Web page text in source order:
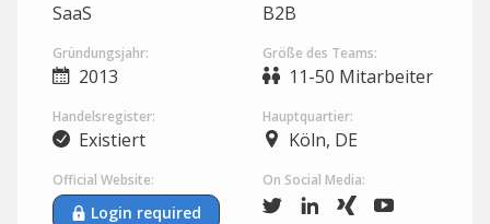
SaaS B2B
Gründungsjahr:
2013
Größe des Teams:
11-50 Mitarbeiter
Handelsregister:
Existiert
Hauptquartier:
Köln, DE
Official Website:
Login required
On Social Media: